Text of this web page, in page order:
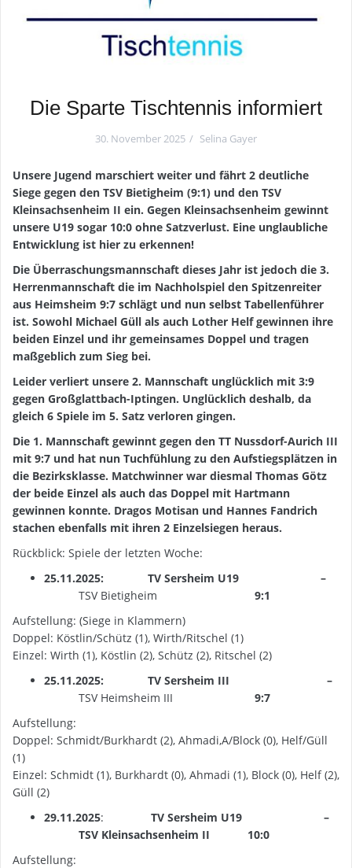
Die Sparte Tischtennis informiert
30. November 2025 Selina Gayer
Unsere Jugend marschiert weiter und fährt 2 deutliche
Siege gegen den TSV Bietigheim (9:1) und den TSV
Kleinsachsenheim II ein. Gegen Kleinsachsenheim gewinnt
unsere U19 sogar 10:0 ohne Satzverlust. Eine unglaubliche
Entwicklung ist hier zu erkennen!
Die Überraschungsmannschaft dieses Jahr ist jedoch die 3.
Herrenmannschaft die im Nachholspiel den Spitzenreiter
aus Heimsheim 9:7 schlägt und nun selbst Tabellenführer
ist. Sowohl Michael Güll als auch Lother Helf gewinnen ihre
beiden Einzel und ihr gemeinsames Doppel und tragen
maßgeblich zum Sieg bei.
Leider verliert unsere 2. Mannschaft unglücklich mit 3:9
gegen Großglattbach-Iptingen. Unglücklich deshalb, da
gleich 6 Spiele im 5. Satz verloren gingen.
Die 1. Mannschaft gewinnt gegen den TT Nussdorf-Aurich III
mit 9:7 und hat nun Tuchfühlung zu den Aufstiegsplätzen in
die Bezirksklasse. Matchwinner war diesmal Thomas Götz
der beide Einzel als auch das Doppel mit Hartmann
gewinnen konnte. Dragos Motisan und Hannes Fandrich
stachen ebenfalls mit ihren 2 Einzelsiegen heraus.
Rückblick: Spiele der letzten Woche:
25.11.2025: TV Sersheim U19 –
TSV Bietigheim
9:1
Aufstellung: (Siege in Klammern)
Doppel: Köstlin/Schütz (1), Wirth/Ritschel (1)
Einzel: Wirth (1), Köstlin (2), Schütz (2), Ritschel (2)
25.11.2025: TV Sersheim III –
TSV Heimsheim III
9:7
Aufstellung:
Doppel: Schmidt/Burkhardt (2), Ahmadi,A/Block (0), Helf/Güll
(1)
Einzel: Schmidt (1), Burkhardt (0), Ahmadi (1), Block (0), Helf (2),
Güll (2)
29.11.2025: TV Sersheim U19 –
TSV Kleinsachsenheim II 10:0
Aufstellung: